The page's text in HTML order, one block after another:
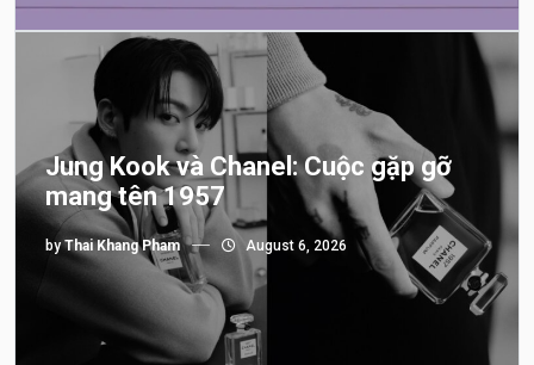
Jung Kook và Chanel: Cuộc gặp gỡ
mang tên 1957
byThai Khang Pham August 6, 2026